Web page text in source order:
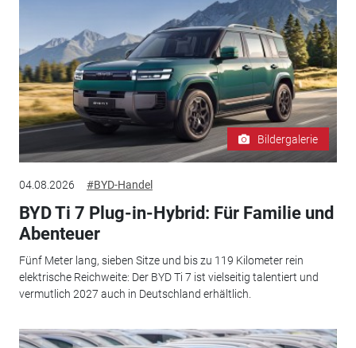
Bildergalerie
04.08.2026 #BYD-Handel
BYD Ti 7 Plug-in-Hybrid: Für Familie und
Abenteuer
Fünf Meter lang, sieben Sitze und bis zu 119 Kilometer rein
elektrische Reichweite: Der BYD Ti 7 ist vielseitig talentiert und
vermutlich 2027 auch in Deutschland erhältlich.